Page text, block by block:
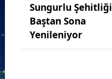
Sungurlu Şehitliği
Baştan Sona
Yenileniyor